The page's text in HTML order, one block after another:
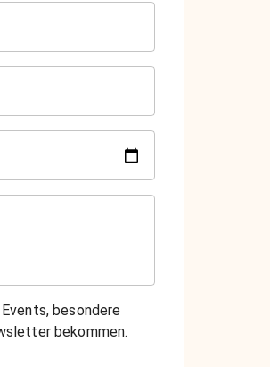
besondere
bekommen.